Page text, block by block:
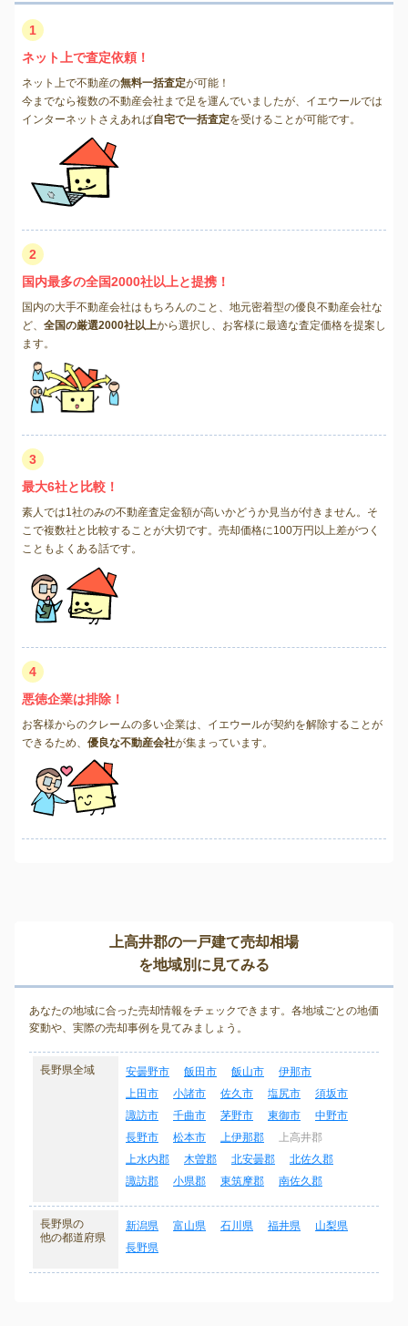
1
ネット上で査定依頼！
ネット上で不動産の無料一括査定が可能！
今までなら複数の不動産会社まで足を運んでいましたが、イエウールでは
インターネットさえあれば自宅で一括査定を受けることが可能です。
2
国内最多の全国2000社以上と提携！
国内の大手不動産会社はもちろんのこと、地元密着型の優良不動産会社な
ど、 全国の厳選2000社以上から選択し、お客様に最適な査定価格を提案し
ます。
3
最大6社と比較！
素人では1社のみの不動産査定金額が高いかどうか見当が付きません。そ
こで複数社と比較することが大切です。売却価格に100万円以上差がつく
こともよくある話です。
4
悪徳企業は排除！
お客様からのクレームの多い企業は、イエウールが契約を解除することが
できるため、 優良な不動産会社が集まっています。
上高井郡の一戸建て売却相場
を地域別に見てみる
あなたの地域に合った売却情報をチェックできます。各地域ごとの地価
変動や、実際の売却事例を見てみましょう。
長野県全域 安曇野市 飯田市 飯山市
伊那市
上田市
小諸市 佐久市 塩尻市
須坂市
諏訪市
千曲市 茅野市 東御市
中野市
長野市
松本市 上伊那郡
上高井郡
上水内郡
木曽郡 北安曇郡
北佐久郡
諏訪郡
小県郡 東筑摩郡 南佐久郡
長野県の
他の都道府県
新潟県 富山県 石川県 福井県
山梨県
長野県